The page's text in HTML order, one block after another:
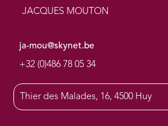
JACQUES MOUTON
ja-mou@skynet.be
+32 (0)486 78 05 34
Thier des Malades, 16, 4500 Huy